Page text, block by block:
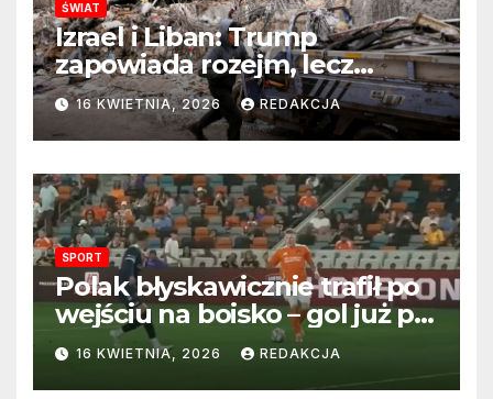
ŚWIAT
Izrael i Liban: Trump
zapowiada rozejm, lecz
perspektywa zakończenia
wojny wciąż odległa
16 KWIETNIA, 2026 REDAKCJA
SPORT
Polak błyskawicznie trafił po
wejściu na boisko – gol już po
22 sekundach!
16 KWIETNIA, 2026 REDAKCJA